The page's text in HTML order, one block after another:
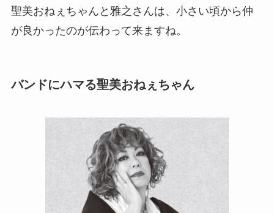
聖美おねぇちゃんと雅之さんは、小さい頃から仲
が良かったのが伝わって来ますね。
バンドにハマる聖美おねぇちゃん